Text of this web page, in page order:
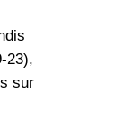
23),
sur